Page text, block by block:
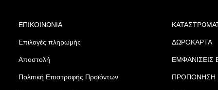
ΕΠΙΚΟΙΝΩΝΙΑ
Επιλογές πληρωμής
Αποστολή
Πολιτική Επιστροφής Προϊόντων
ΔΩΡΟΚΑΡΤΑ
ΕΜΦΑΝΙΣΕΙΣ
ΠΡΟΠΟΝΗΣΗ